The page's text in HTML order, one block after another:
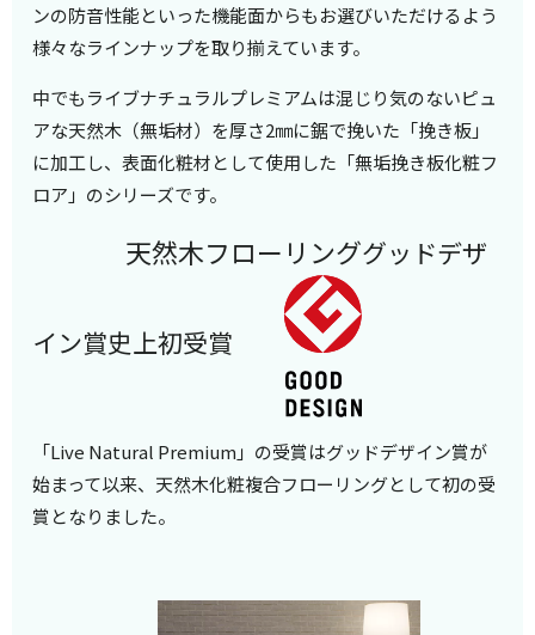
ンの防音性能といった機能面からもお選びいただけるよう
様々なラインナップを取り揃えています。
中でもライブナチュラルプレミアムは混じり気のないピュ
アな天然木（無垢材）を厚さ2㎜に鋸で挽いた「挽き板」
に加工し、表面化粧材として使用した「無垢挽き板化粧フ
ロア」のシリーズです。
天然木フローリンググッドデザ
イン賞史上初受賞
「Live Natural Premium」の受賞はグッドデザイン賞が
始まって以来、天然木化粧複合フローリングとして初の受
賞となりました。